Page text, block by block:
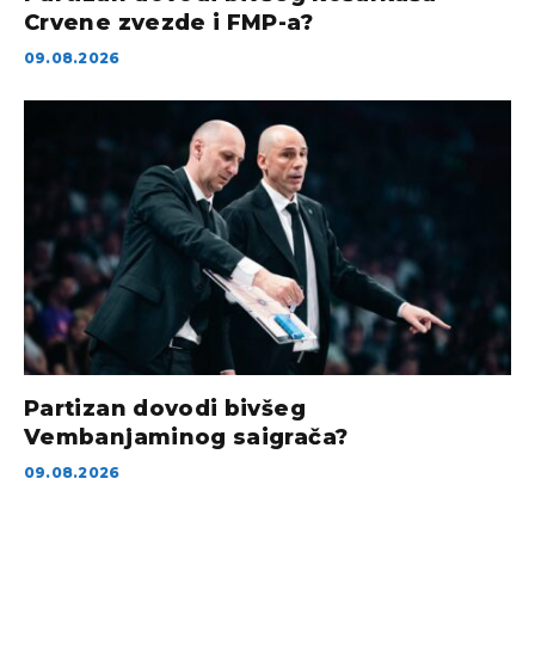
Crvene zvezde i FMP-a?
09.08.2026
Partizan dovodi bivšeg
Vembanjaminog saigrača?
09.08.2026